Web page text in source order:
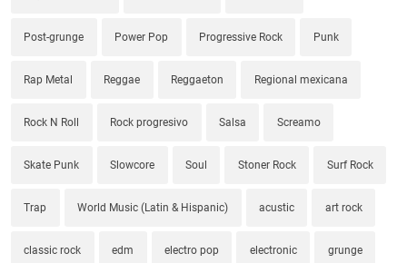
Post-grunge Power Pop Progressive Rock Punk
Rap Metal Reggae Reggaeton Regional mexicana
Rock N Roll Rock progresivo Salsa Screamo
Skate Punk Slowcore Soul Stoner Rock Surf Rock
Trap World Music (Latin & Hispanic) acustic art rock
classic rock edm electro pop electronic grunge